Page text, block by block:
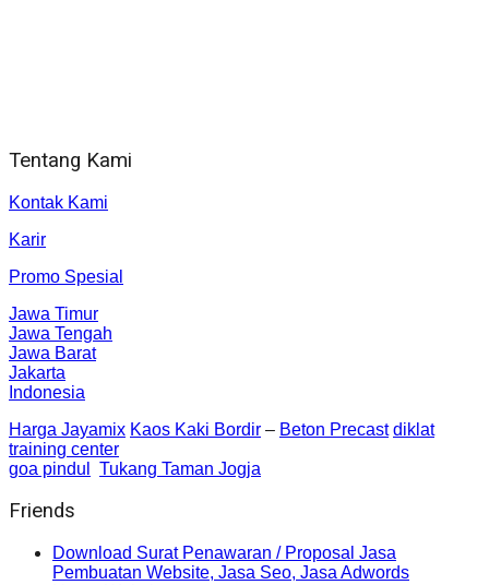
Tentang Kami
Kontak Kami
Karir
Promo Spesial
Jawa Timur
Jawa Tengah
Jawa Barat
Jakarta
Indonesia
Harga Jayamix Kaos Kaki Bordir – Beton Precast diklat
training center
goa pindul
Tukang Taman Jogja
Friends
Download Surat Penawaran / Proposal Jasa
Pembuatan Website, Jasa Seo, Jasa Adwords